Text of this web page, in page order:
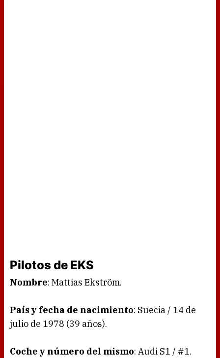
Pilotos de EKS
Nombre: Mattias Ekström.
País y fecha de nacimiento: Suecia / 14 de
julio de 1978 (39 años).
Coche y número del mismo: Audi S1 / #1.